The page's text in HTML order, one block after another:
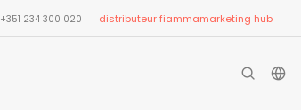
+351 234 300 020 distributeur fiammamarketing hub